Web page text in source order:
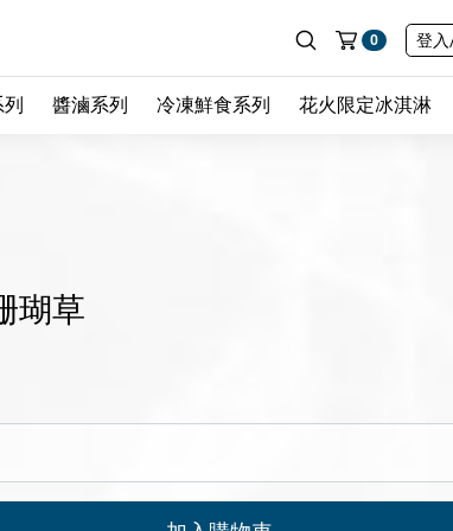
0 登入
列 醬滷系列 冷凍鮮食系列 花火限定冰淇淋
瑚草